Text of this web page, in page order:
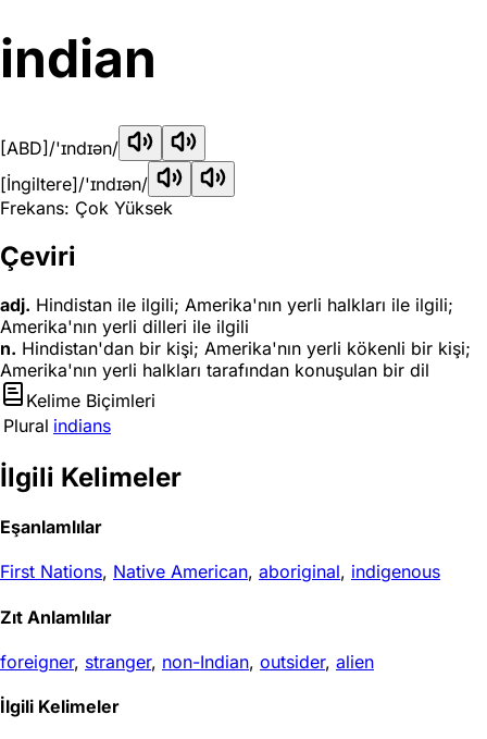
indian
[ABD] /'ɪndɪən/
[İngiltere]/'ɪndɪən/
Frekans: Çok Yüksek
Çeviri
adj. Hindistan ile ilgili; Amerika'nın yerli halkları ile ilgili;
Amerika'nın yerli dilleri ile ilgili
n. Hindistan'dan bir kişi; Amerika'nın yerli kökenli bir kişi;
Amerika'nın yerli halkları tarafından konuşulan bir dil
Kelime Biçimleri
Plural indians
İlgili Kelimeler
Eşanlamlılar
First Nations, Native American, aboriginal, indigenous
Zıt Anlamlılar
foreigner, stranger, non-Indian, outsider, alien
İlgili Kelimeler